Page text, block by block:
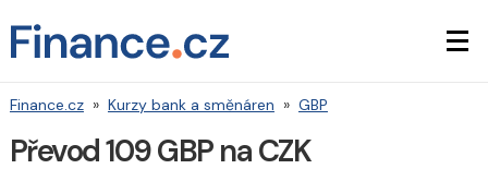
Finance.cz » Kurzy bank a směnáren » GBP
Převod 109 GBP na CZK